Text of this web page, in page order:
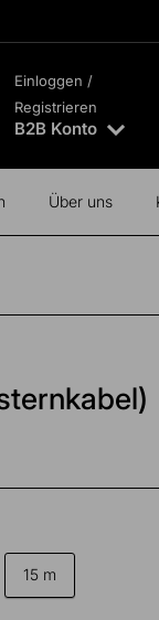
Einloggen /
Registrieren
B2B Konto
Über uns
15 m